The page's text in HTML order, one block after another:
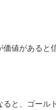
値があると
ると、ゴール